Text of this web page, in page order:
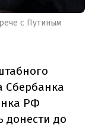
с Путиным
Сбербанка
РФ
донести до